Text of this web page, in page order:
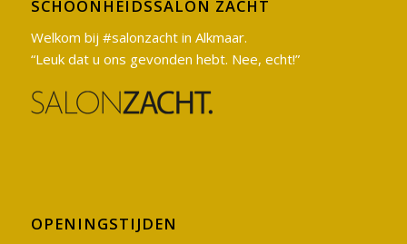
SCHOONHEIDSSALON ZACHT
Welkom bij #salonzacht in Alkmaar.
“Leuk dat u ons gevonden hebt. Nee, echt!”
OPENINGSTIJDEN